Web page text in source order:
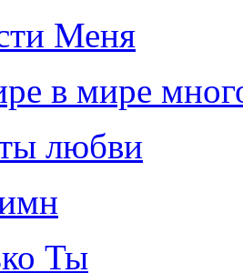
Меня
в мире
любви
Ты